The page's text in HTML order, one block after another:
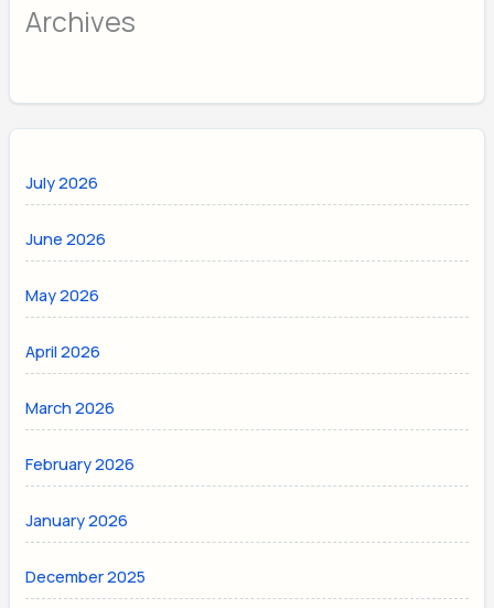
Archives
July 2026
June 2026
May 2026
April 2026
March 2026
February 2026
January 2026
December 2025